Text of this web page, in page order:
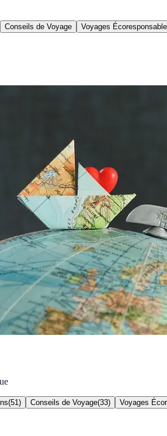
Conseils de Voyage Voyages
(51 ) Conseils de Voyage(33) Voyages